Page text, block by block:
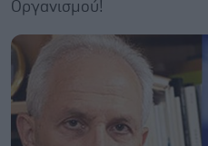
Οργανισμού!